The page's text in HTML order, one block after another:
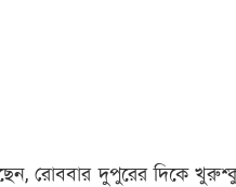
রোববার দুপুরের দিকে